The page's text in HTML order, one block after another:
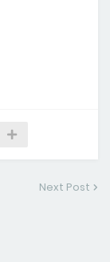
Next Post